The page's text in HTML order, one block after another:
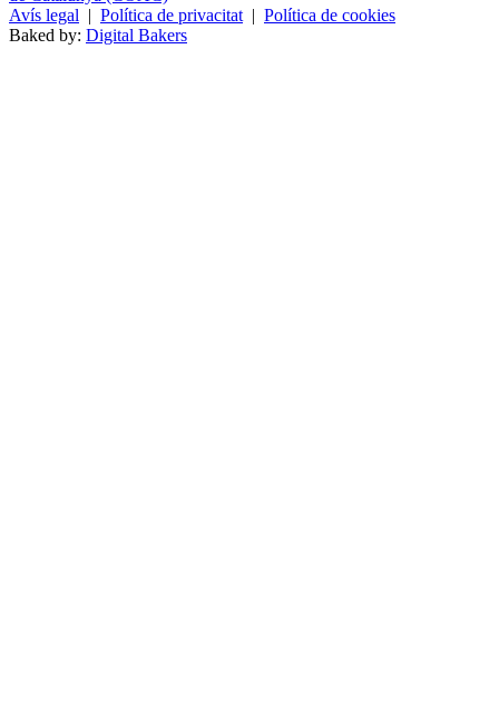
Avís legal | Política de privacitat | Política de cookies
Baked by: Digital Bakers